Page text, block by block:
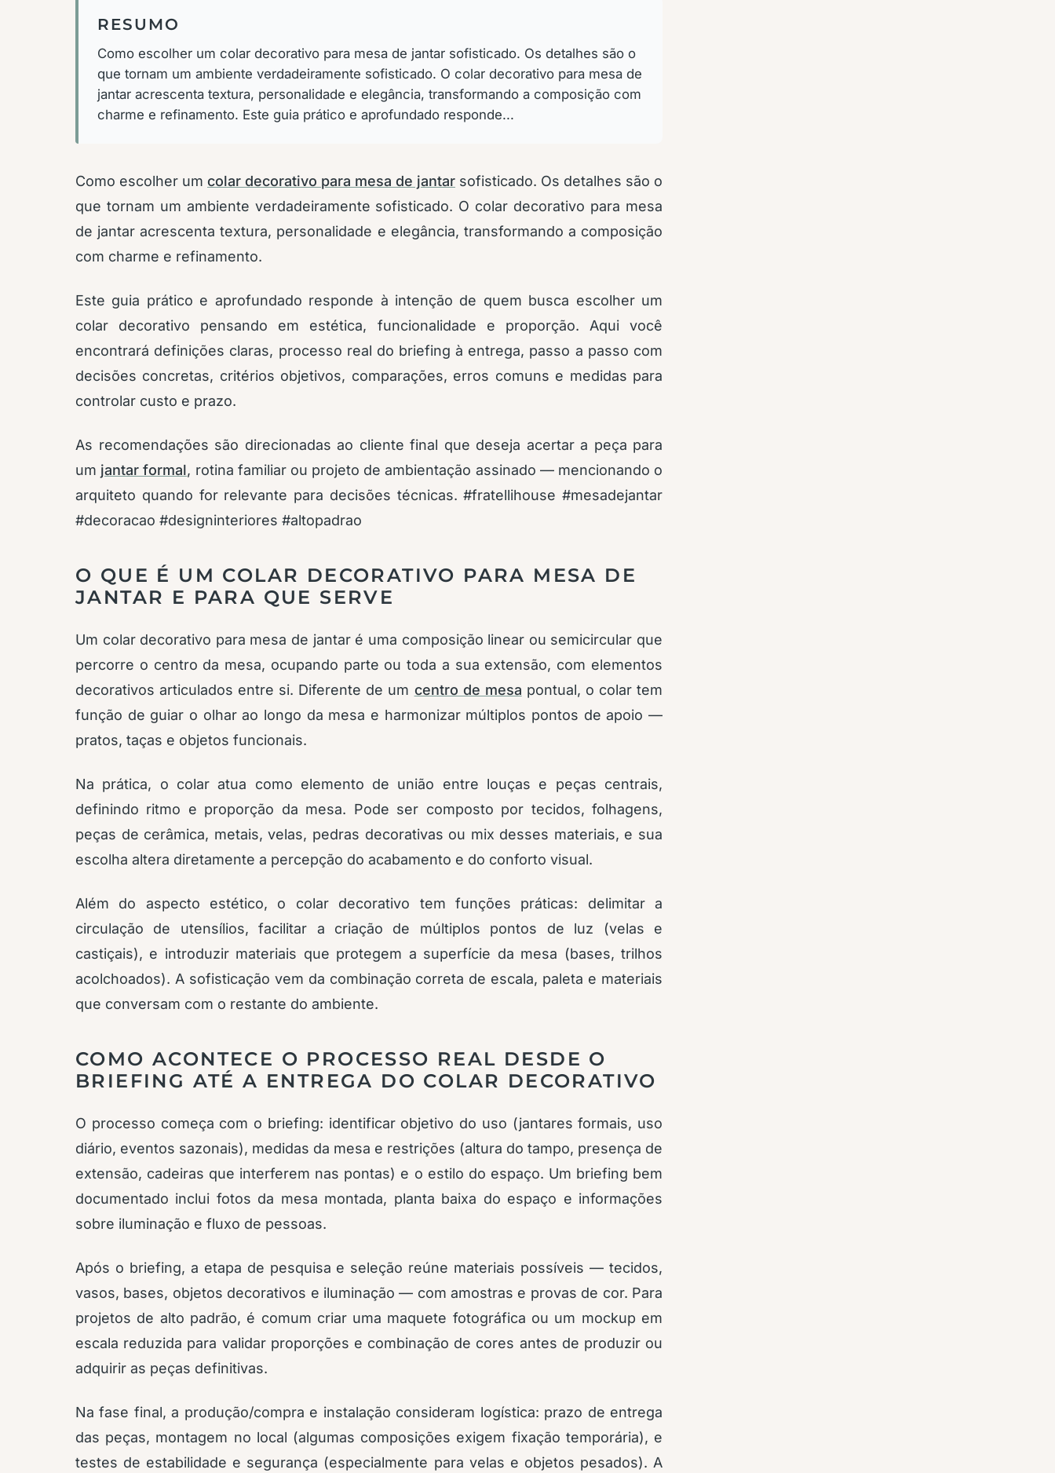
RESUMO
Como escolher um colar decorativo para mesa de jantar sofisticado. Os detalhes são o
que tornam um ambiente verdadeiramente sofisticado. O colar decorativo para mesa de
jantar acrescenta textura, personalidade e elegância, transformando a composição com
charme e refinamento. Este guia prático e aprofundado responde...
Como escolher um colar decorativo para mesa de jantar sofisticado. Os detalhes são o
que tornam um ambiente verdadeiramente sofisticado. O colar decorativo para mesa
de jantar acrescenta textura, personalidade e elegância, transformando a composição
com charme e refinamento.
Este guia prático e aprofundado responde à intenção de quem busca escolher um
colar decorativo pensando em estética, funcionalidade e proporção. Aqui você
encontrará definições claras, processo real do briefing à entrega, passo a passo com
decisões concretas, critérios objetivos, comparações, erros comuns e medidas para
controlar custo e prazo.
As recomendações são direcionadas ao cliente final que deseja acertar a peça para
um jantar formal, rotina familiar ou projeto de ambientação assinado — mencionando o
arquiteto quando for relevante para decisões técnicas. #fratellihouse #mesadejantar
#decoracao #designinteriores #altopadrao
O QUE É UM COLAR DECORATIVO PARA MESA DE
JANTAR E PARA QUE SERVE
Um colar decorativo para mesa de jantar é uma composição linear ou semicircular que
percorre o centro da mesa, ocupando parte ou toda a sua extensão, com elementos
decorativos articulados entre si. Diferente de um centro de mesa pontual, o colar tem
função de guiar o olhar ao longo da mesa e harmonizar múltiplos pontos de apoio —
pratos, taças e objetos funcionais.
Na prática, o colar atua como elemento de união entre louças e peças centrais,
definindo ritmo e proporção da mesa. Pode ser composto por tecidos, folhagens,
peças de cerâmica, metais, velas, pedras decorativas ou mix desses materiais, e sua
escolha altera diretamente a percepção do acabamento e do conforto visual.
Além do aspecto estético, o colar decorativo tem funções práticas: delimitar a
circulação de utensílios, facilitar a criação de múltiplos pontos de luz (velas e
castiçais), e introduzir materiais que protegem a superfície da mesa (bases, trilhos
acolchoados). A sofisticação vem da combinação correta de escala, paleta e materiais
que conversam com o restante do ambiente.
COMO ACONTECE O PROCESSO REAL DESDE O
BRIEFING ATÉ A ENTREGA DO COLAR DECORATIVO
O processo começa com o briefing: identificar objetivo do uso (jantares formais, uso
diário, eventos sazonais), medidas da mesa e restrições (altura do tampo, presença de
extensão, cadeiras que interferem nas pontas) e o estilo do espaço. Um briefing bem
documentado inclui fotos da mesa montada, planta baixa do espaço e informações
sobre iluminação e fluxo de pessoas.
Após o briefing, a etapa de pesquisa e seleção reúne materiais possíveis — tecidos,
vasos, bases, objetos decorativos e iluminação — com amostras e provas de cor. Para
projetos de alto padrão, é comum criar uma maquete fotográfica ou um mockup em
escala reduzida para validar proporções e combinação de cores antes de produzir ou
adquirir as peças definitivas.
Na fase final, a produção/compra e instalação consideram logística: prazo de entrega
das peças, montagem no local (algumas composições exigem fixação temporária), e
testes de estabilidade e segurança (especialmente para velas e objetos pesados). A